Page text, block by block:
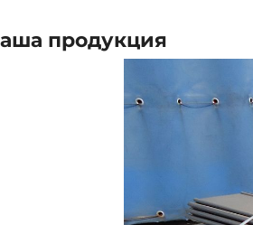
продукция